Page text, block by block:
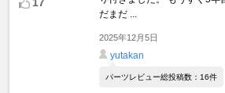
だまだ ...
2025年12月5日
yutakan
パーツレビュー総投稿数：16件